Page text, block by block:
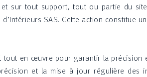
sur tout support, tout ou partie du
SAS. Cette action constitue
tout en œuvre pour garantir la
et la mise à jour régulière des